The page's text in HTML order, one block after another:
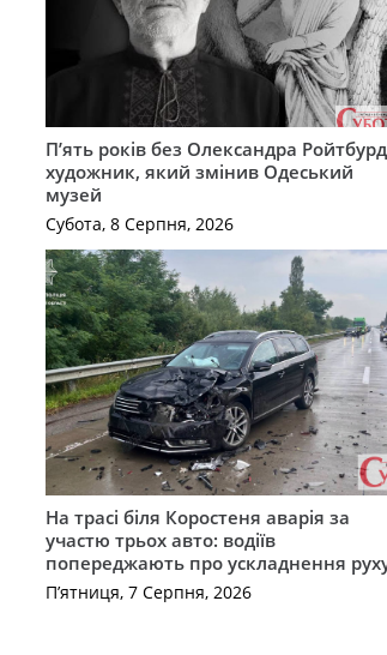
П’ять років без Олександра
художник, який змінив Одеський
музей
Субота, 8 Серпня, 2026
На трасі біля Коростеня аварія за
участю трьох авто: водіїв
попереджають про ускладнення
П’ятниця, 7 Серпня, 2026